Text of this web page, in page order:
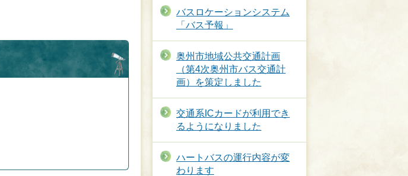
バスロケーションシステム
「バス予報」
奥州市地域公共交通計画
（第4次奥州市バス交通計
画）を策定しました
交通系ICカードが利用でき
るようになりました
ハートバスの運行内容が変
わります